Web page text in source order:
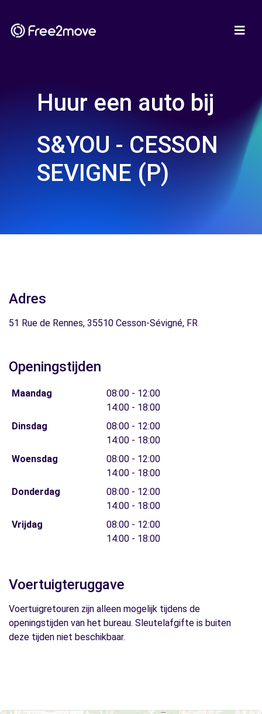
Huur een auto bij
S&YOU - CESSON
SEVIGNE (P)
Adres
51 Rue de Rennes, 35510 Cesson-Sévigné, FR
Openingstijden
Maandag
08:00 - 12:00
14:00 - 18:00
Dinsdag
08:00 - 12:00
14:00 - 18:00
Woensdag
08:00 - 12:00
14:00 - 18:00
Donderdag
08:00 - 12:00
14:00 - 18:00
Vrijdag
08:00 - 12:00
14:00 - 18:00
Voertuigteruggave
Voertuigretouren zijn alleen mogelijk tijdens de
openingstijden van het bureau. Sleutelafgifte is buiten
deze tijden niet beschikbaar.